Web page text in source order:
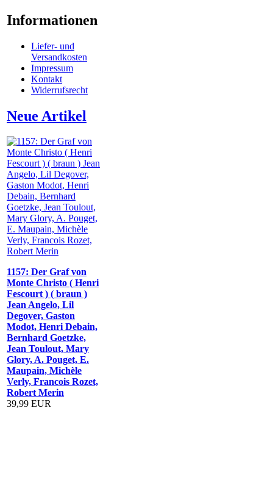
Informationen
Liefer- und
Versandkosten
Impressum
Kontakt
Widerrufsrecht
Neue Artikel
1157: Der Graf von
Monte Christo ( Henri
Fescourt ) ( braun )
Jean Angelo, Lil
Degover, Gaston
Modot, Henri Debain,
Bernhard Goetzke,
Jean Toulout, Mary
Glory, A. Pouget, E.
Maupain, Michèle
Verly, Francois Rozet,
Robert Merin
39,99 EUR